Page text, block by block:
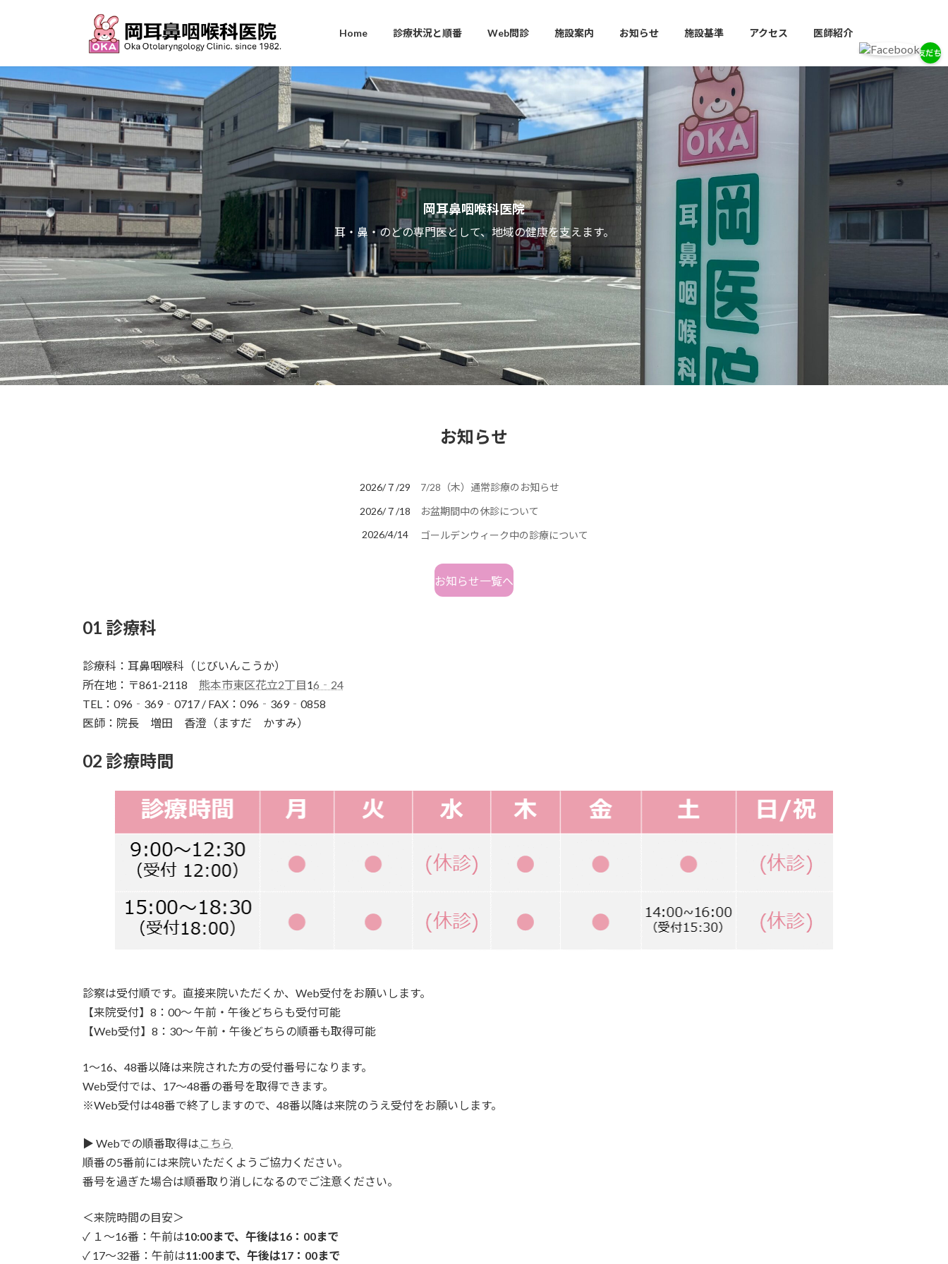
ツ
へ
ス
キ
ッ
プ
シ
ョ
ン
に
移
動
Home 診療状況と順番 Web問診 施設案内 お知らせ 施設基準 アクセス 医師紹介
岡耳鼻咽喉科医院
耳・鼻・のどの専門医として、地域の健康を支えます。
お知らせ
2026/７/29
7/28（木）通常診療のお知らせ
2026/７/18
お盆期間中の休診について
2026/4/14
ゴールデンウィーク中の診療について
お知らせ一覧へ
01 診療科
診療科：耳鼻咽喉科（じびいんこうか）
所在地：〒861-2118 熊本市東区花立2丁目16‐24
TEL：096‐369‐0717 / FAX：096‐369‐0858
医師：院長 増田 香澄（ますだ かすみ）
02 診療時間
診察は受付順です。直接来院いただくか、Web受付をお願いします。
【来院受付】8：00～ 午前・午後どちらも受付可能
【Web受付】8：30～ 午前・午後どちらの順番も取得可能
1～16、48番以降は来院された方の受付番号になります。
Web受付では、17～48番の番号を取得できます。
※Web受付は48番で終了しますので、48番以降は来院のうえ受付をお願いします。
▶ Webでの順番取得は こちら
順番の5番前には来院いただくようご協力ください。
番号を過ぎた場合は順番取り消しになるのでご注意ください。
＜来院時間の目安＞
✓ １～16番：午前は10:00まで、午後は16：00まで
✓ 17～32番：午前は11:00まで、午後は17：00まで